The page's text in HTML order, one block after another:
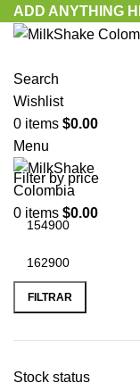
ADD ANYTHING
Search
Wishlist
0 items $0.00
Menu
0 items $0.00
Filter by price
FILTRAR
Stock status